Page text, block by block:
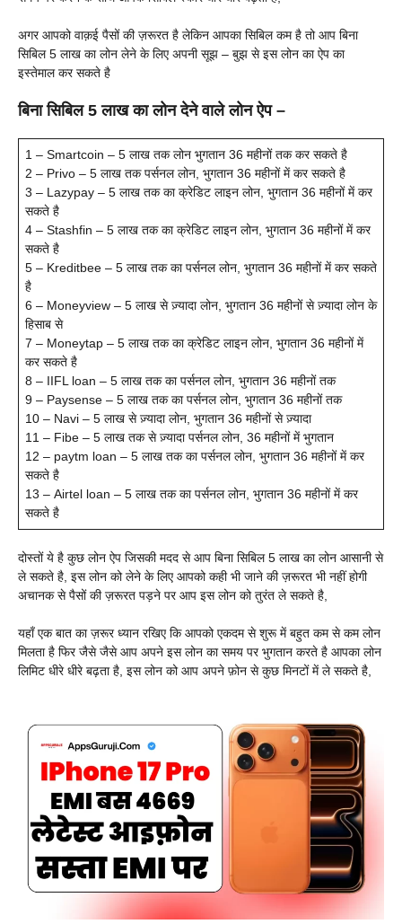
अगर आपको वाक़ई पैसों की ज़रूरत है लेकिन आपका सिबिल कम है तो आप बिना
सिबिल 5 लाख का लोन लेने के लिए अपनी सूझ – बुझ से इस लोन का ऐप का
इस्तेमाल कर सकते है
बिना सिबिल 5 लाख का लोन देने वाले लोन ऐप –
1 – Smartcoin – 5 लाख तक लोन भुगतान 36 महीनों तक कर सकते है
2 – Privo – 5 लाख तक पर्सनल लोन, भुगतान 36 महीनों में कर सकते है
3 – Lazypay – 5 लाख तक का क्रेडिट लाइन लोन, भुगतान 36 महीनों में कर
सकते है
4 – Stashfin – 5 लाख तक का क्रेडिट लाइन लोन, भुगतान 36 महीनों में कर
सकते है
5 – Kreditbee – 5 लाख तक का पर्सनल लोन, भुगतान 36 महीनों में कर सकते
है
6 – Moneyview – 5 लाख से ज़्यादा लोन, भुगतान 36 महीनों से ज़्यादा लोन के
हिसाब से
7 – Moneytap – 5 लाख तक का क्रेडिट लाइन लोन, भुगतान 36 महीनों में
कर सकते है
8 – IIFL loan – 5 लाख तक का पर्सनल लोन, भुगतान 36 महीनों तक
9 – Paysense – 5 लाख तक का पर्सनल लोन, भुगतान 36 महीनों तक
10 – Navi – 5 लाख से ज़्यादा लोन, भुगतान 36 महीनों से ज़्यादा
11 – Fibe – 5 लाख तक से ज़्यादा पर्सनल लोन, 36 महीनों में भुगतान
12 – paytm loan – 5 लाख तक का पर्सनल लोन, भुगतान 36 महीनों में कर
सकते है
13 – Airtel loan – 5 लाख तक का पर्सनल लोन, भुगतान 36 महीनों में कर
सकते है
दोस्तों ये है कुछ लोन ऐप जिसकी मदद से आप बिना सिबिल 5 लाख का लोन आसानी से
ले सकते है, इस लोन को लेने के लिए आपको कही भी जाने की ज़रूरत भी नहीं होगी
अचानक से पैसों की ज़रूरत पड़ने पर आप इस लोन को तुरंत ले सकते है,
यहाँ एक बात का ज़रूर ध्यान रखिए कि आपको एकदम से शुरू में बहुत कम से कम लोन
मिलता है फिर जैसे जैसे आप अपने इस लोन का समय पर भुगतान करते है आपका लोन
लिमिट धीरे धीरे बढ़ता है, इस लोन को आप अपने फ़ोन से कुछ मिनटों में ले सकते है,